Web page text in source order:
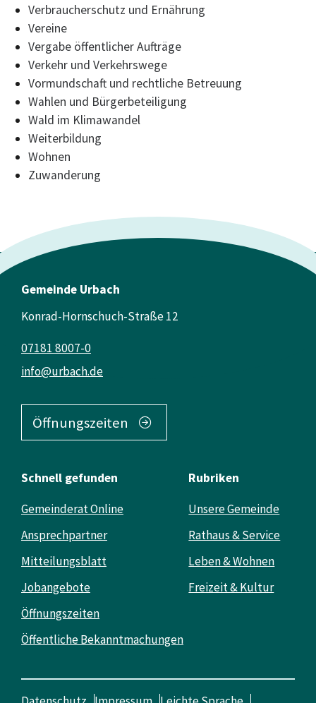
Verbraucherschutz und Ernährung
Vereine
Vergabe öffentlicher Aufträge
Verkehr und Verkehrswege
Vormundschaft und rechtliche Betreuung
Wahlen und Bürgerbeteiligung
Wald im Klimawandel
Weiterbildung
Wohnen
Zuwanderung
Gemeinde Urbach
Konrad-Hornschuch-Straße 12
info@urbach.de
07181 8007-0
Öffnungszeiten
Schnell gefunden
Gemeinderat Online
Ansprechpartner
Mitteilungsblatt
Jobangebote
Öffnungszeiten
Öffentliche Bekanntmachungen
Rubriken
Unsere Gemeinde
Rathaus & Service
Leben & Wohnen
Freizeit & Kultur